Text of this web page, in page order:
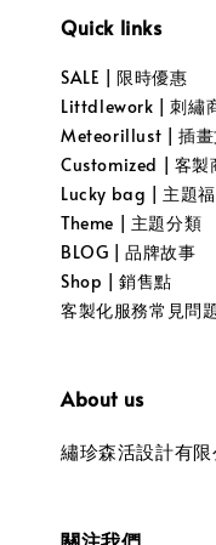
Quick links
SALE | 限時優惠
Littdlework | 刺繡
Meteorillust | 插畫
Customized | 客製
Lucky bag | 主題
Theme | 主題分類
BLOG | 品牌故事
Shop | 銷售點
客製化服務常見問
About us
繡珍森活設計有